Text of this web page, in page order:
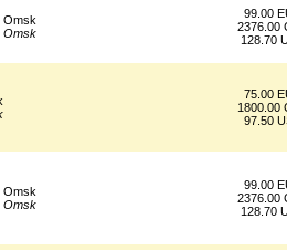
Omsk
Omsk
99.00
2376.00
128.70
75.00
1800.00
97.50
Omsk
Omsk
99.00
2376.00
128.70